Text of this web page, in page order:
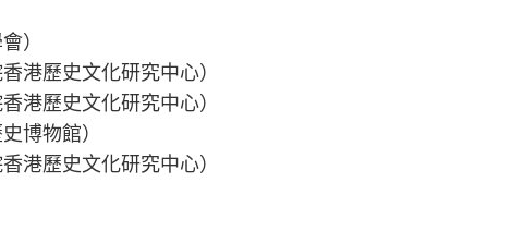
）
港歷史文化研究中心）
港歷史文化研究中心）
博物館）
港歷史文化研究中心）